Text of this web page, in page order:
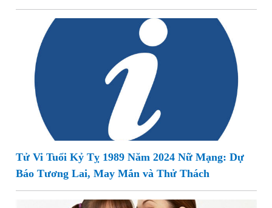
Tử Vi Tuổi Kỷ Tỵ 1989 Năm 2024 Nữ Mạng: Dự
Báo Tương Lai, May Mắn và Thử Thách